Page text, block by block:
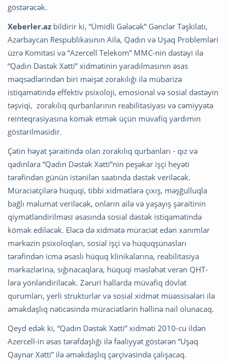
göstərəcək.
Xeberler.az bildirir ki, “Ümidli Gələcək” Gənclər Təşkilatı,
Azərbaycan Respublikasının Ailə, Qadın və Uşaq Problemləri
üzrə Komitəsi və “Azercell Telekom” MMC-nin dəstəyi ilə
“Qadın Dəstək Xətti” xidmətinin yaradılmasının əsas
məqsədlərindən biri məişət zorakılığı ilə mübarizə
istiqamətində effektiv psixoloji, emosional və sosial dəstəyin
təşviqi, zorakılıq qurbanlarının reabilitasiyası və cəmiyyətə
reinteqrasiyasına kömək etmək üçün müvafiq yardımın
göstərilməsidir.
Çətin həyat şəraitində olan zorakılıq qurbanları - qız və
qadınlara “Qadın Dəstək Xətti”nin peşəkar işçi heyəti
tərəfindən günün istənilən saatında dəstək veriləcək.
Müraciətçilərə hüquqi, tibbi xidmətlərə çıxış, məşğulluqla
bağlı məlumat veriləcək, onların ailə və yaşayış şəraitinin
qiymətləndirilməsi əsasında sosial dəstək istiqamətində
kömək ediləcək. Eləcə də xidmətə müraciət edən xanımlar
mərkəzin psixoloqları, sosial işçi və hüquqşünasları
tərəfindən icma əsaslı hüquq klinikalarına, reabilitasiya
mərkəzlərinə, sığınacaqlara, hüquqi məsləhət verən QHT-
lərə yönləndiriləcək. Zəruri hallarda müvafiq dövlət
qurumları, yerli strukturlar və sosial xidmət müəssisələri ilə
əməkdaşlıq nəticəsində müraciətlərin həllinə nail olunacaq.
Qeyd edək ki, “Qadın Dəstək Xətti” xidməti 2010-cu ildən
Azercell-in əsas tərəfdaşlığı ilə fəaliyyət göstərən “Uşaq
Qaynar Xətti” ilə əməkdaşlıq çərçivəsində çalışacaq.